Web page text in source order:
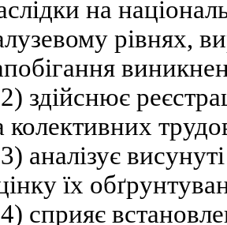
на
рівнях,
здійснює
колективних
аналізує
їх
сприяє